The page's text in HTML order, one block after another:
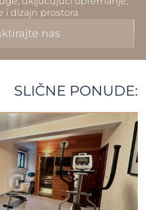
i dizajn prostora
nas
SLIČNE PONUDE: